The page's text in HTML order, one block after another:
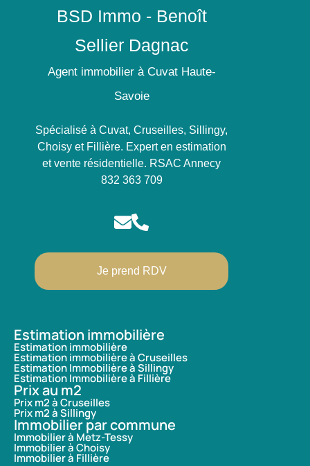
BSD Immo - Benoît
Sellier Dagnac
Agent immobilier à Cuvat Haute-
Savoie
Spécialisé à Cuvat, Cruseilles, Sillingy,
Choisy et Fillière. Expert en estimation
et vente résidentielle. RSAC Annecy
832 363 709
Je prend RDV
Estimation immobilière
Estimation immobilière
Estimation immobilière à Cruseilles
Estimation Immobilière à Sillingy
Estimation Immobilière à Fillière
Prix au m2
Prix m2 à Cruseilles
Prix m2 à Sillingy
Immobilier par commune
Immobilier à Metz-Tessy
Immobilier à Choisy
Immobilier à Fillière